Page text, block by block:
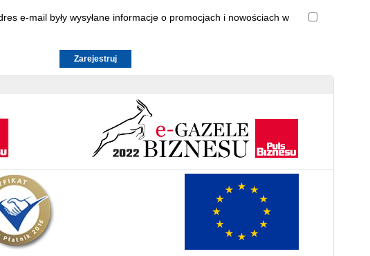
e-mail były wysyłane informacje o promocjach i nowościach w